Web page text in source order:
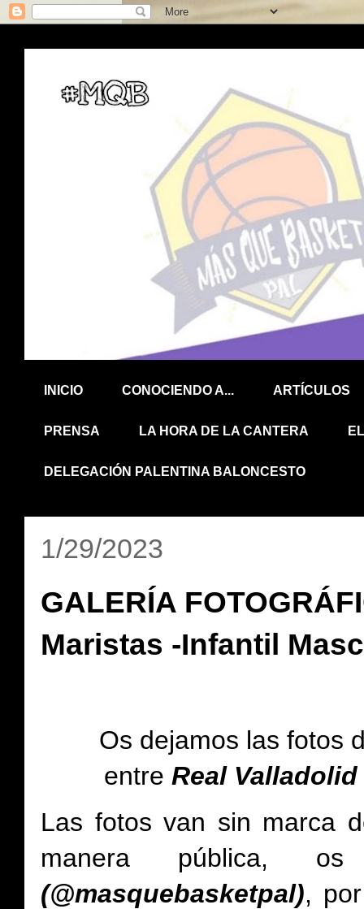
INICIO CONOCIENDO A... ARTÍCULOS
PRENSA LA HORA DE LA CANTERA
DELEGACIÓN PALENTINA BALONCESTO
1/29/2023
GALERÍA
Maristas -Infantil
Os dejamos las fotos
entre Real
Las fotos van sin marca
manera pública,
(@masquebasketpal),